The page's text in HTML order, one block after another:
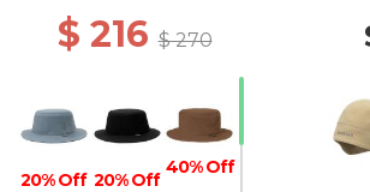
$ 216$ 270
20% Off 20% Off
40% Off